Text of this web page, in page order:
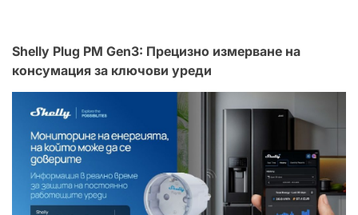
Shelly Plug PM Gen3: Прецизно измерване на
консумация за ключови уреди